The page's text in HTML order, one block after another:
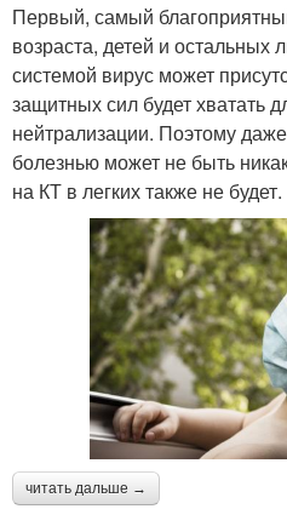
Первый, самый
возраста, детей и
системой вирус может
защитных сил будет хватать
нейтрализации. Поэтому
болезнью может не быть
на КТ в легких также не будет.
читать дальше →